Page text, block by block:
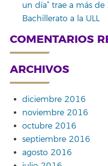
un día” trae a más
Bachillerato a la ULL
COMENTARIOS
ARCHIVOS
diciembre 2016
noviembre 2016
octubre 2016
septiembre 2016
agosto 2016